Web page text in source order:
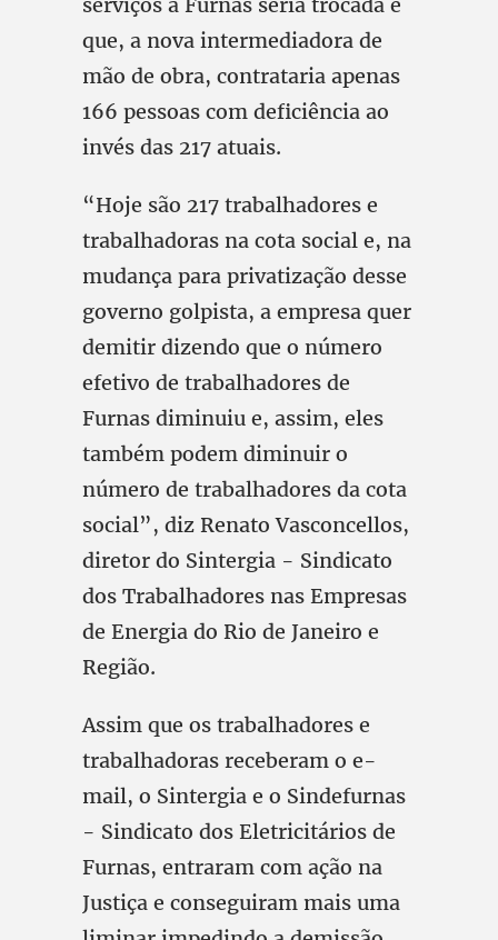
que, a nova intermediadora de
mão de obra, contrataria apenas
166 pessoas com deficiência ao
invés das 217 atuais.
“Hoje são 217 trabalhadores e
trabalhadoras na cota social e, na
mudança para privatização desse
governo golpista, a empresa quer
demitir dizendo que o número
efetivo de trabalhadores de
Furnas diminuiu e, assim, eles
também podem diminuir o
número de trabalhadores da cota
social”, diz Renato Vasconcellos,
diretor do Sintergia - Sindicato
dos Trabalhadores nas Empresas
de Energia do Rio de Janeiro e
Região.
Assim que os trabalhadores e
trabalhadoras receberam o e-
mail, o Sintergia e o Sindefurnas
- Sindicato dos Eletricitários de
Furnas, entraram com ação na
Justiça e conseguiram mais uma